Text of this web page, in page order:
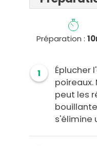
Préparation :
1
Éplucher
poireaux.
peut les
s'élimine